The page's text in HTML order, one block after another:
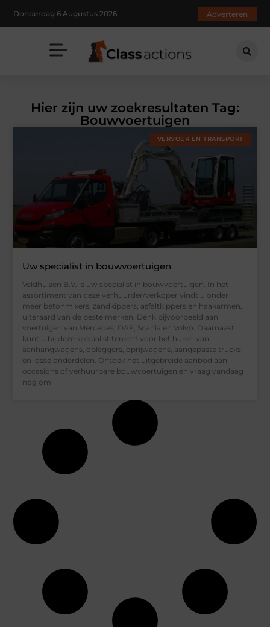
Donderdag 6 Augustus 2026 Adverteren
Hier zijn uw zoekresultaten Tag:
Bouwvoertuigen
VERVOER EN TRANSPORT
Uw specialist in bouwvoertuigen
Veldhuizen B.V. is uw specialist in bouwvoertuigen. In het
assortiment van deze verhuurder/verkoper vindt u onder
meer betonmixers, zandkippers, asfaltkippers en haakarmen,
uiteraard van de beste merken. Denk bijvoorbeeld aan
voertuigen van Mercedes, DAF, Scania en Volvo. Daarnaast
kunt u bij deze specialist terecht voor het huren van
aanhangwagens, opleggers, oprijwagens, aangepaste trucks
en losse onderdelen. Ontdek het uitgebreide aanbod aan
occasions of verhuurbare bouwvoertuigen en vraag vandaag
nog om